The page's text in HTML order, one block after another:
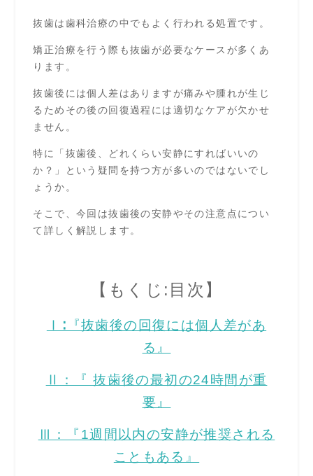
抜歯は歯科治療の中でもよく行われる処置です。
矯正治療を行う際も抜歯が必要なケースが多くあ
ります。
抜歯後には個人差はありますが痛みや腫れが生じ
るためその後の回復過程には適切なケアが欠かせ
ません。
特に「抜歯後、どれくらい安静にすればいいの
か？」という疑問を持つ方が多いのではないでし
ょうか。
そこで、今回は抜歯後の安静やその注意点につい
て詳しく解説します。
【もくじ:目次】
Ⅰ∶『抜歯後の回復には個人差があ
る』
Ⅱ：『 抜歯後の最初の24時間が重
要』
Ⅲ：『1週間以内の安静が推奨される
こともある』